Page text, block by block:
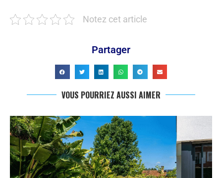
Notez cet article
Partager
VOUS POURRIEZ AUSSI AIMER